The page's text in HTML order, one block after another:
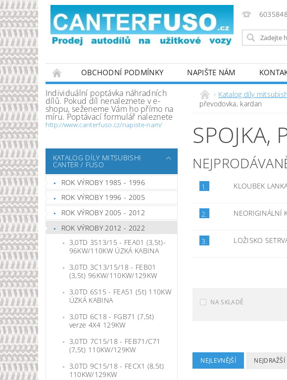
OBCHODNÍ PODMÍNKY NAPIŠTE NÁM
PODMÍNKY OCHRANY OSOBNÍCH ÚDAJŮ
Individuální poptávka náhradních
dílů. Pokud díl nenaleznete v e-
shopu, seženeme Vám ho přímo na
míru. Poptávací formulář naleznete
http://www.canterfuso.cz/napiste-nam/
KATALOG DÍLY MITSUBISHI
CANTER / FUSO
ROK VÝROBY 1985 - 1996
ROK VÝROBY 1996 - 2005
ROK VÝROBY 2005 - 2012
ROK VÝROBY 2012 - 2022
3,0TD 3S13/15 - FEA01 (3,5t)-
96KW/110KW ÚZKÁ KABINA
3,0TD 3C13/15/18 - FEB01
(3,5t) 96KW/110KW/129KW
3,0TD 6S15 - FEA51 (5t) 110KW
ÚZKÁ KABINA
3,0TD 6C18 - FGB71 (7,5t)
verze 4X4 129KW
3,0TD 7C15/18 - FEB71/C71
(7,5t) 110KW/129KW
3,0TD 9C15/18 - FECX1 (8,5t)
110KW/129KW
Katalog díly
převodovka, kardan
SPOJKA,
1. KLOUBEK
2. NEORIGINÁLNÍ
3. LOŽISKO
NA SKLADĚ
NEJLEVNĚJŠÍ NEJDRAŽŠÍ